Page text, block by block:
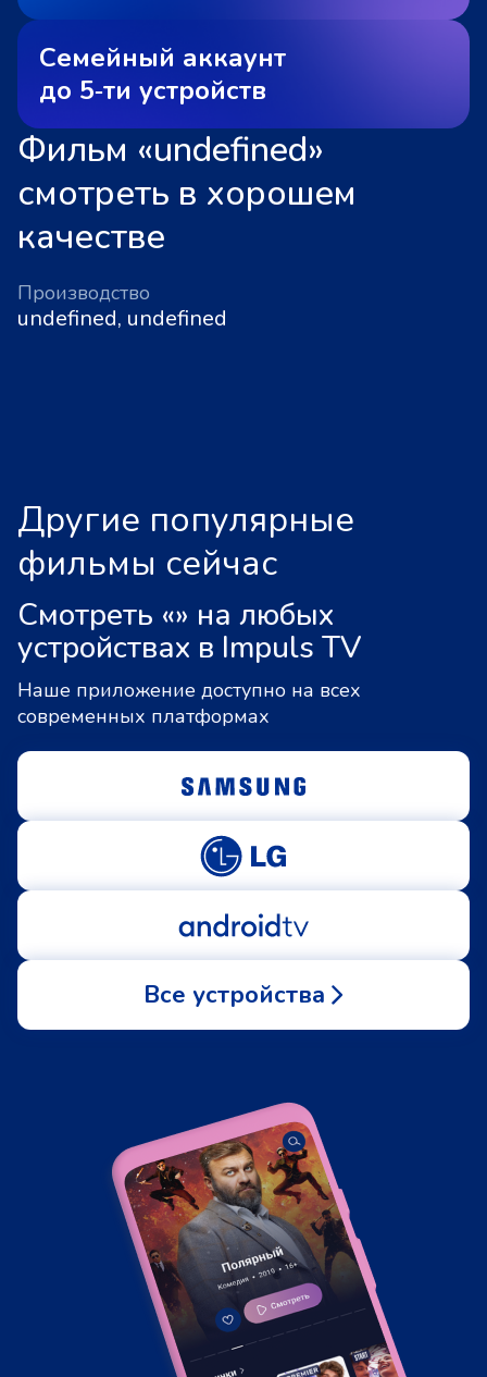
Семейный аккаунт
до 5‑ти устройств
Фильм «undefined»
смотреть в хорошем
качестве
Производство
undefined, undefined
Другие популярные
фильмы сейчас
Смотреть «» на любых
устройствах в Impuls TV
Наше приложение доступно на всех
современных платформах
Все устройства